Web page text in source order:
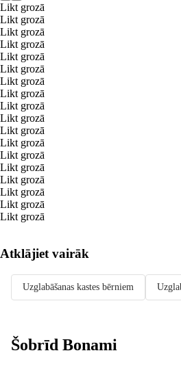
Likt grozā
Likt grozā
Likt grozā
Likt grozā
Likt grozā
Likt grozā
Likt grozā
Likt grozā
Likt grozā
Likt grozā
Likt grozā
Likt grozā
Likt grozā
Likt grozā
Likt grozā
Likt grozā
Likt grozā
Likt grozā
Atklājiet vairāk
Uzglabāšanas kastes bērniem
Šobrīd Bonami